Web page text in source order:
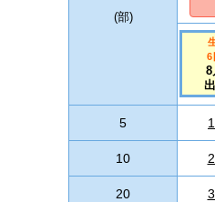
(部)
6
8
5
10
20